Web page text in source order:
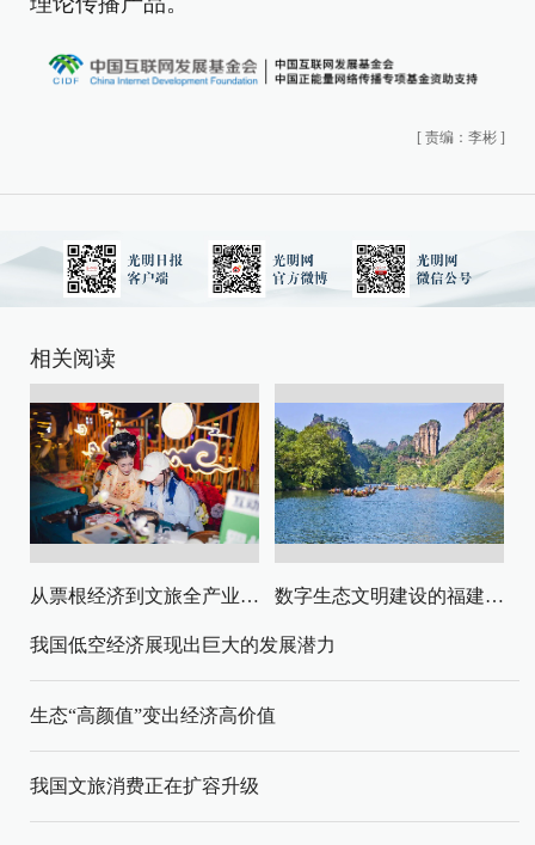
[ 责编：李彬 ]
相关阅读
从票根经济到文旅全产业链升级 数字生态文明建设的福建路径与启示
我国低空经济展现出巨大的发展潜力
生态“高颜值”变出经济高价值
我国文旅消费正在扩容升级